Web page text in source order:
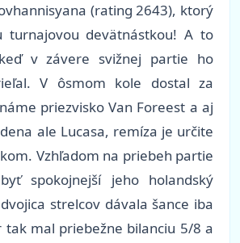
(rating 2643), ktorý
turnajovou devätnástkou! A to
v závere svižnej partie ho
V ôsmom kole dostal za
priezvisko Van Foreest a aj
ale Lucasa, remíza je určite
Vzhľadom na priebeh partie
spokojnejší jeho holandský
strelcov dávala šance iba
tak mal priebežne bilanciu 5/8 a